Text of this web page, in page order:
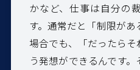
かなど、仕事は自分の
す。通常だと「制限が
場合でも、「だったら
う発想ができるんです